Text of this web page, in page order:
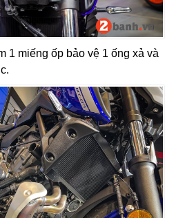
1 miếng ốp bảo vệ 1 ống xả và